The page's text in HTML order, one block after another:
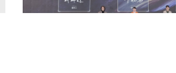
展、终端精准获客注入全新